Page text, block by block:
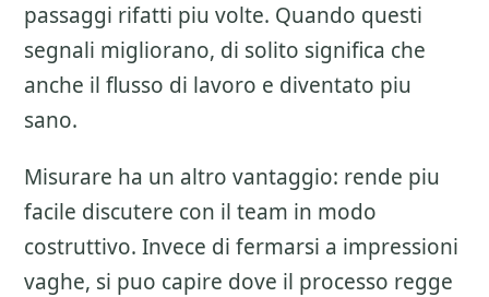
passaggi rifatti piu volte. Quando questi
segnali migliorano, di solito significa che
anche il flusso di lavoro e diventato piu
sano.
Misurare ha un altro vantaggio: rende piu
facile discutere con il team in modo
costruttivo. Invece di fermarsi a impressioni
vaghe, si puo capire dove il processo regge